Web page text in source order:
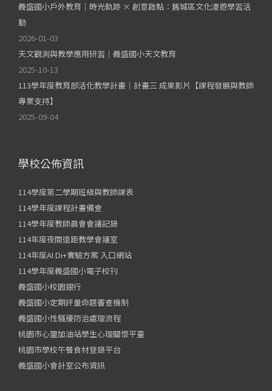
義盛國小戶外教育｜時光軌跡 × 創意啟點：舊城區文化漫遊學習活
動
2026-01-03
天文觀測與教學應用研習｜義盛國小天文教育
2025-10-13
113學年度教育部活化教學計畫｜計畫三 成果影片【課程發展與教師
專業支持】
2025-09-04
學校公佈資訊
114學度第二學期班級與教師課表
114學年度課程計畫備查
114學年度教師晨會會議記錄
114年度夜間遠距教學會議室
114年度AI Di+實驗方案 入口網站
114學年度義盛國小電子校刊
義盛國小校園銀行
義盛國小定期評量命題審查機制
義盛國小性騷擾防治處理流程
桃園市心靈加油站學生心理關懷平臺
桃園市學校午餐食材登錄平台
義盛國小會計室公布資訊